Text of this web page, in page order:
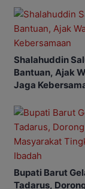
Shalahuddin
Bantuan, Ajak
Jaga
Bupati Barut
Tadarus,